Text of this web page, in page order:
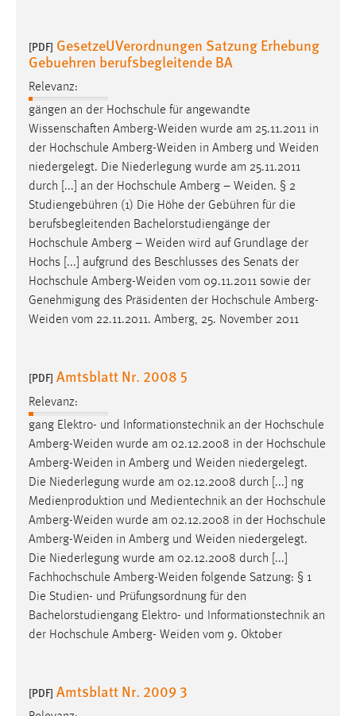
[PDF] GesetzeUVerordnungen Satzung Erhebung
Gebuehren berufsbegleitende BA
Relevanz:
gängen an der Hochschule für angewandte
Wissenschaften Amberg-Weiden wurde am 25.11.2011 in
der Hochschule Amberg-Weiden in Amberg und Weiden
niedergelegt. Die Niederlegung wurde am 25.11.2011
durch [...] an der Hochschule Amberg – Weiden. § 2
Studiengebühren (1) Die Höhe der Gebühren für die
berufsbegleitenden Bachelorstudiengänge der
Hochschule Amberg – Weiden wird auf Grundlage der
Hochs [...] aufgrund des Beschlusses des Senats der
Hochschule Amberg-Weiden vom 09.11.2011 sowie der
Genehmigung des Präsidenten der Hochschule Amberg-
Weiden vom 22.11.2011. Amberg, 25. November 2011
[PDF] Amtsblatt Nr. 2008 5
Relevanz:
gang Elektro- und Informationstechnik an der Hochschule
Amberg-Weiden wurde am 02.12.2008 in der Hochschule
Amberg-Weiden in Amberg und Weiden niedergelegt.
Die Niederlegung wurde am 02.12.2008 durch [...] ng
Medienproduktion und Medientechnik an der Hochschule
Amberg-Weiden wurde am 02.12.2008 in der Hochschule
Amberg-Weiden in Amberg und Weiden niedergelegt.
Die Niederlegung wurde am 02.12.2008 durch [...]
Fachhochschule Amberg-Weiden folgende Satzung: § 1
Die Studien- und Prüfungsordnung für den
Bachelorstudiengang Elektro- und Informationstechnik an
der Hochschule Amberg- Weiden vom 9. Oktober
[PDF] Amtsblatt Nr. 2009 3